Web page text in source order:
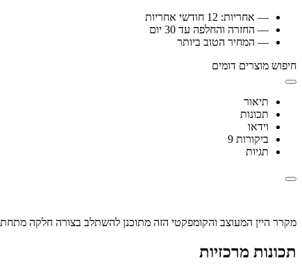
— אחריות: 12 חודשי אחריות
— החזרה והחלפה עד 30 יום
— המחיר הטוב ביותר
חיפוש מוצרים דומים
תיאור
תכונות
וידאו
ביקורות 9
תגיות
מקרר היין המעוצב והקומפקטי הזה מתוכנן להשתלב בצורה חלקה
תכונות מרכזיות